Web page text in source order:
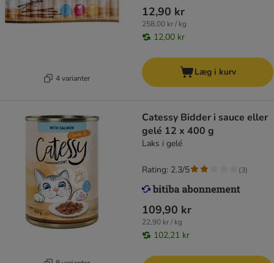
4 varianter
12,90 kr
258,00 kr / kg
12,00 kr
Læg i kurv
Catessy Bidder i sauce eller
gelé 12 x 400 g
Laks i gelé
109,90 kr
22,90 kr / kg
102,21 kr
Rating: 2.3/5 (3)